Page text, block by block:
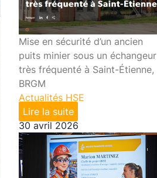
Mise en sécurité d’un ancien
puits minier sous un échangeur
très fréquenté à Saint-Étienne,
BRGM
Actualités HSE
Lire la suite
30 avril 2026